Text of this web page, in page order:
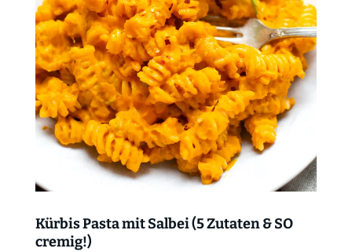
Kürbis Pasta mit Salbei (5 Zutaten & SO
cremig!)